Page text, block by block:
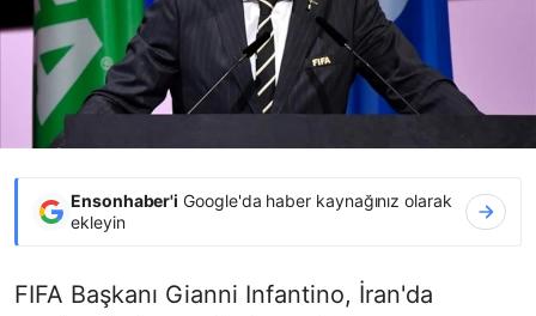
Ensonhaber'i Google'da haber kaynağınız olarak
ekleyin
FIFA Başkanı Gianni Infantino, İran'da